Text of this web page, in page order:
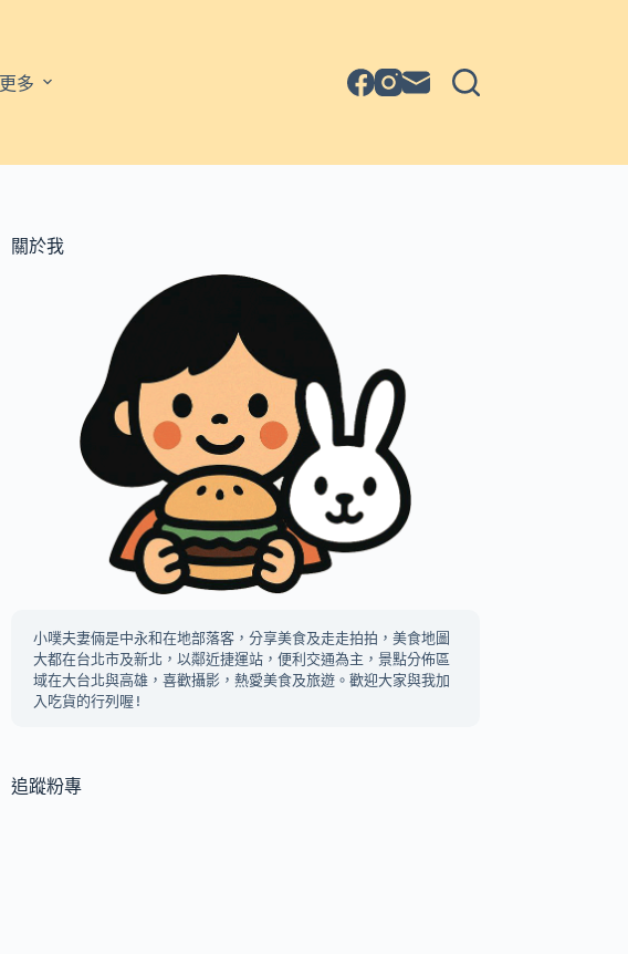
更多
關於我
小噗夫妻倆是中永和在地部落客，分享美食及走走拍拍，美食地圖
大都在台北市及新北，以鄰近捷運站，便利交通為主，景點分佈區
域在大台北與高雄，喜歡攝影，熱愛美食及旅遊。歡迎大家與我加
入吃貨的行列喔!
追蹤粉專